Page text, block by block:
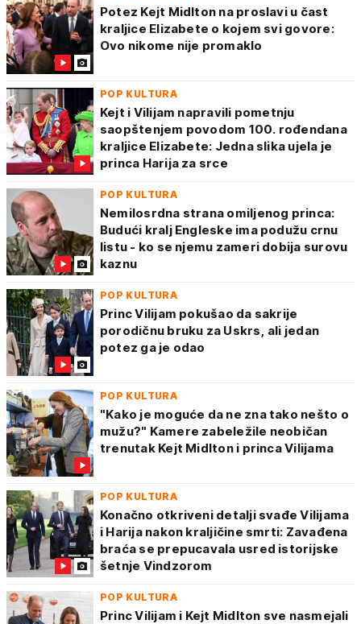
Potez Kejt Midlton na proslavi u čast
kraljice Elizabete o kojem svi govore:
Ovo nikome nije promaklo
POP KULTURA
Kejt i Vilijam napravili pometnju
saopštenjem povodom 100. rođendana
kraljice Elizabete: Jedna slika ujela je
princa Harija za srce
POP KULTURA
Nemilosrdna strana omiljenog princa:
Budući kralj Engleske ima podužu crnu
listu - ko se njemu zameri dobija surovu
kaznu
POP KULTURA
Princ Vilijam pokušao da sakrije
porodičnu bruku za Uskrs, ali jedan
potez ga je odao
POP KULTURA
"Kako je moguće da ne zna tako nešto o
mužu?" Kamere zabeležile neobičan
trenutak Kejt Midlton i princa Vilijama
POP KULTURA
Konačno otkriveni detalji svađe Vilijama
i Harija nakon kraljičine smrti: Zavađena
braća se prepucavala usred istorijske
šetnje Vindzorom
POP KULTURA
Princ Vilijam i Kejt Midlton sve nasmejali